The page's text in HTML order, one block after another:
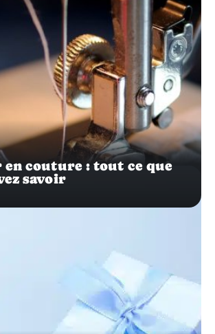
en couture : tout ce que
savoir